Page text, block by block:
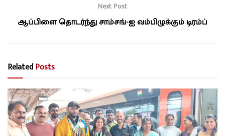
Next Post
ஆப்பிளை தொடர்ந்து சாம்சங்-ஐ வம்பிழுக்கும் டிரம்ப்
RelatedPosts